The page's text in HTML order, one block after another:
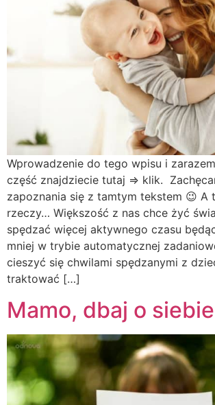
Wprowadzenie do tego wpisu i
część znajdziecie tutaj => klik.
zapoznania się z tamtym tekstem 😉 A
rzeczy… Większość z nas chce żyć
spędzać więcej aktywnego czasu
mniej w trybie automatycznej
cieszyć się chwilami spędzanymi z
traktować […]
Mamo, dbaj o